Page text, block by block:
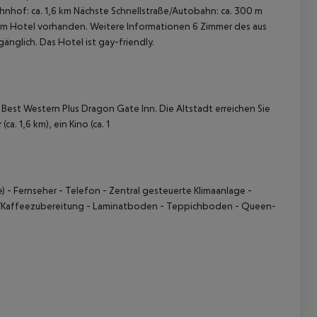
ca. 1,6 km Nächste Schnellstraße/Autobahn: ca. 300 m
Hotel vorhanden. Weitere Informationen 6 Zimmer des aus
Das Hotel ist gay-friendly.
Western Plus Dragon Gate Inn. Die Altstadt erreichen Sie
1,6 km), ein Kino (ca. 1
Fernseher - Telefon - Zentral gesteuerte Klimaanlage -
- Laminatboden - Teppichboden - Queen-